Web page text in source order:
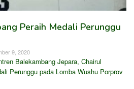
Peraih Medali Perunggu
9, 2020
Balekambang Jepara, Chairul
Perunggu pada Lomba Wushu Porprov